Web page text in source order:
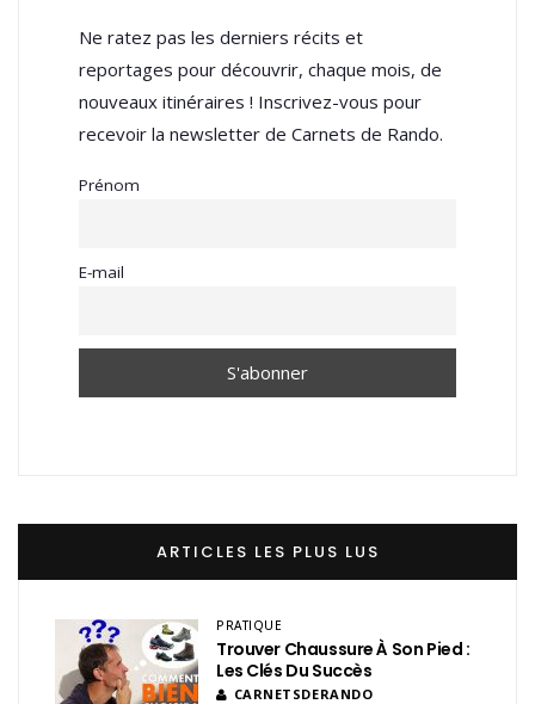
Ne ratez pas les derniers récits et
reportages pour découvrir, chaque mois, de
nouveaux itinéraires ! Inscrivez-vous pour
recevoir la newsletter de Carnets de Rando.
Prénom
E-mail
ARTICLES LES PLUS LUS
PRATIQUE
Trouver Chaussure À Son Pied :
Les Clés Du Succès
CARNETSDERANDO